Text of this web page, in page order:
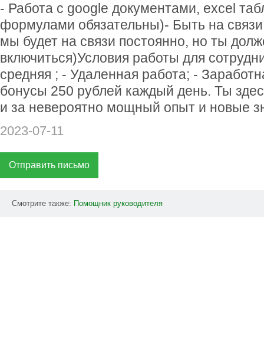
- Работа с google документами, excel
формулами обязательны)- Быть на связи
мы будет на связи постоянно, но ты
включиться)Условия работы для
средняя ; - Удаленная работа; -
бонусы 250 рублей каждый день. Ты
и за невероятно мощный опыт и новые
2023-07-11
Отправить письмо
Смотрите также: Помощник руководителя